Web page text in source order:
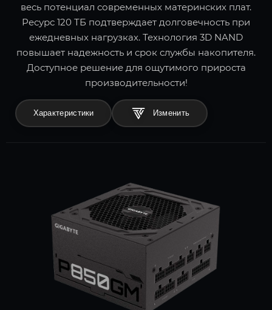
весь потенциал современных материнских плат.
Ресурс 120 ТБ подтверждает долговечность при
ежедневных нагрузках. Технология 3D NAND
повышает надежность и срок службы накопителя.
Доступное решение для ощутимого прироста
производительности!
Характеристики